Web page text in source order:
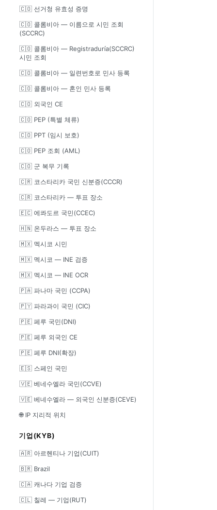
🇨🇴 선거청 유효성 증명
🇨🇴 콜롬비아 — 이름으로 시민 조회
(SCCRC)
🇨🇴 콜롬비아 — Registraduría(SCCRC)
시민 조회
🇨🇴 콜롬비아 — 일련번호로 민사 등록
🇨🇴 콜롬비아 — 혼인 민사 등록
🇨🇴 외국인 CE
🇨🇴 PEP (특별 체류)
🇨🇴 PPT (임시 보호)
🇨🇴 PEP 조회 (AML)
🇨🇴 군 복무 기록
🇨🇷 코스타리카 국민 신분증(CCCR)
🇨🇷 코스타리카 — 투표 장소
🇪🇨 에콰도르 국민(CCEC)
🇭🇳 온두라스 — 투표 장소
🇲🇽 멕시코 시민
🇲🇽 멕시코 — INE 검증
🇲🇽 멕시코 — INE OCR
🇵🇦 파나마 국민 (CCPA)
🇵🇾 파라과이 국민 (CIC)
🇵🇪 페루 국민(DNI)
🇵🇪 페루 외국인 CE
🇵🇪 페루 DNI(확장)
🇪🇸 스페인 국민
🇻🇪 베네수엘라 국민(CCVE)
🇻🇪 베네수엘라 — 외국인 신분증(CEVE)
🌐 IP 지리적 위치
기업(KYB)
🇦🇷 아르헨티나 기업(CUIT)
🇧🇷 Brazil
🇨🇦 캐나다 기업 검증
🇨🇱 칠레 — 기업(RUT)